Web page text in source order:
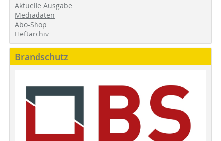
Aktuelle Ausgabe
Mediadaten
Abo-Shop
Heftarchiv
Brandschutz